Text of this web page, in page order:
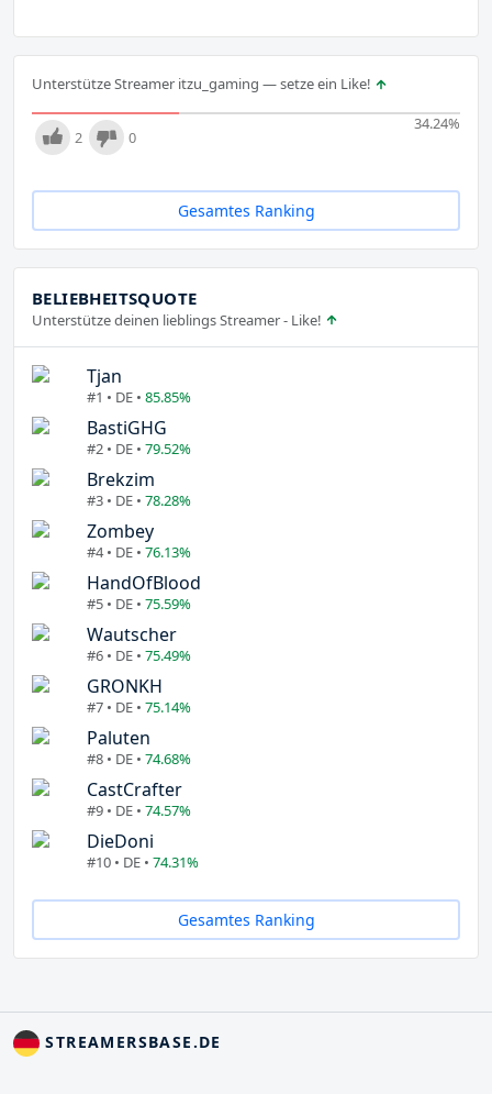
Unterstütze Streamer itzu_gaming — setze ein Like!
34.24%
2 0
Gesamtes Ranking
BELIEBHEITSQUOTE
Unterstütze deinen lieblings Streamer - Like!
Tjan
#1 • DE • 85.85%
BastiGHG
#2 • DE • 79.52%
Brekzim
#3 • DE • 78.28%
Zombey
#4 • DE • 76.13%
HandOfBlood
#5 • DE • 75.59%
Wautscher
#6 • DE • 75.49%
GRONKH
#7 • DE • 75.14%
Paluten
#8 • DE • 74.68%
CastCrafter
#9 • DE • 74.57%
DieDoni
#10 • DE • 74.31%
Gesamtes Ranking
STREAMERSBASE.DE